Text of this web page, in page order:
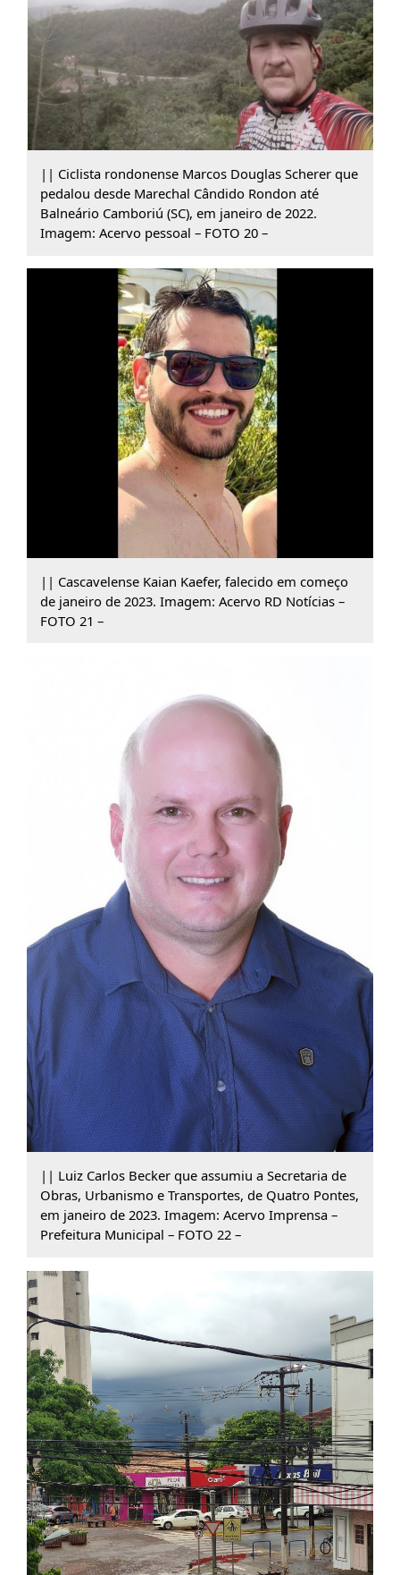
|| Ciclista rondonense Marcos Douglas Scherer que
pedalou desde Marechal Cândido Rondon até
Balneário Camboriú (SC), em janeiro de 2022.
Imagem: Acervo pessoal – FOTO 20 –
|| Cascavelense Kaian Kaefer, falecido em começo
de janeiro de 2023. Imagem: Acervo RD Notícias –
FOTO 21 –
|| Luiz Carlos Becker que assumiu a Secretaria de
Obras, Urbanismo e Transportes, de Quatro Pontes,
em janeiro de 2023. Imagem: Acervo Imprensa –
Prefeitura Municipal – FOTO 22 –